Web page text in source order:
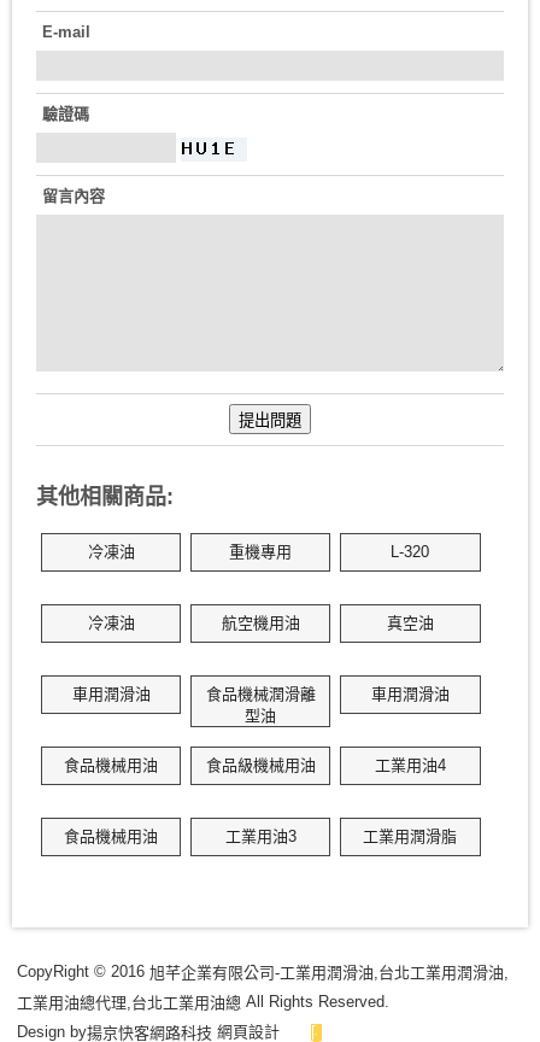
E-mail
驗證碼
留言內容
其他相關商品:
冷凍油 重機專用 L-320
冷凍油 航空機用油 真空油
車用潤滑油
食品機械潤滑離
型油
車用潤滑油
食品機械用油 食品級機械用油 工業用油4
食品機械用油 工業用油3 工業用潤滑脂
CopyRight © 2016旭芊企業有限公司-工業用潤滑油,台北工業用潤滑油,
工業用油總代理,台北工業用油總 All Rights Reserved.
Design by揚京快客網路科技 網頁設計